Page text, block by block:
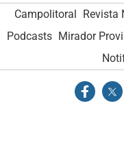
Campolitoral Revista
Podcasts Mirador